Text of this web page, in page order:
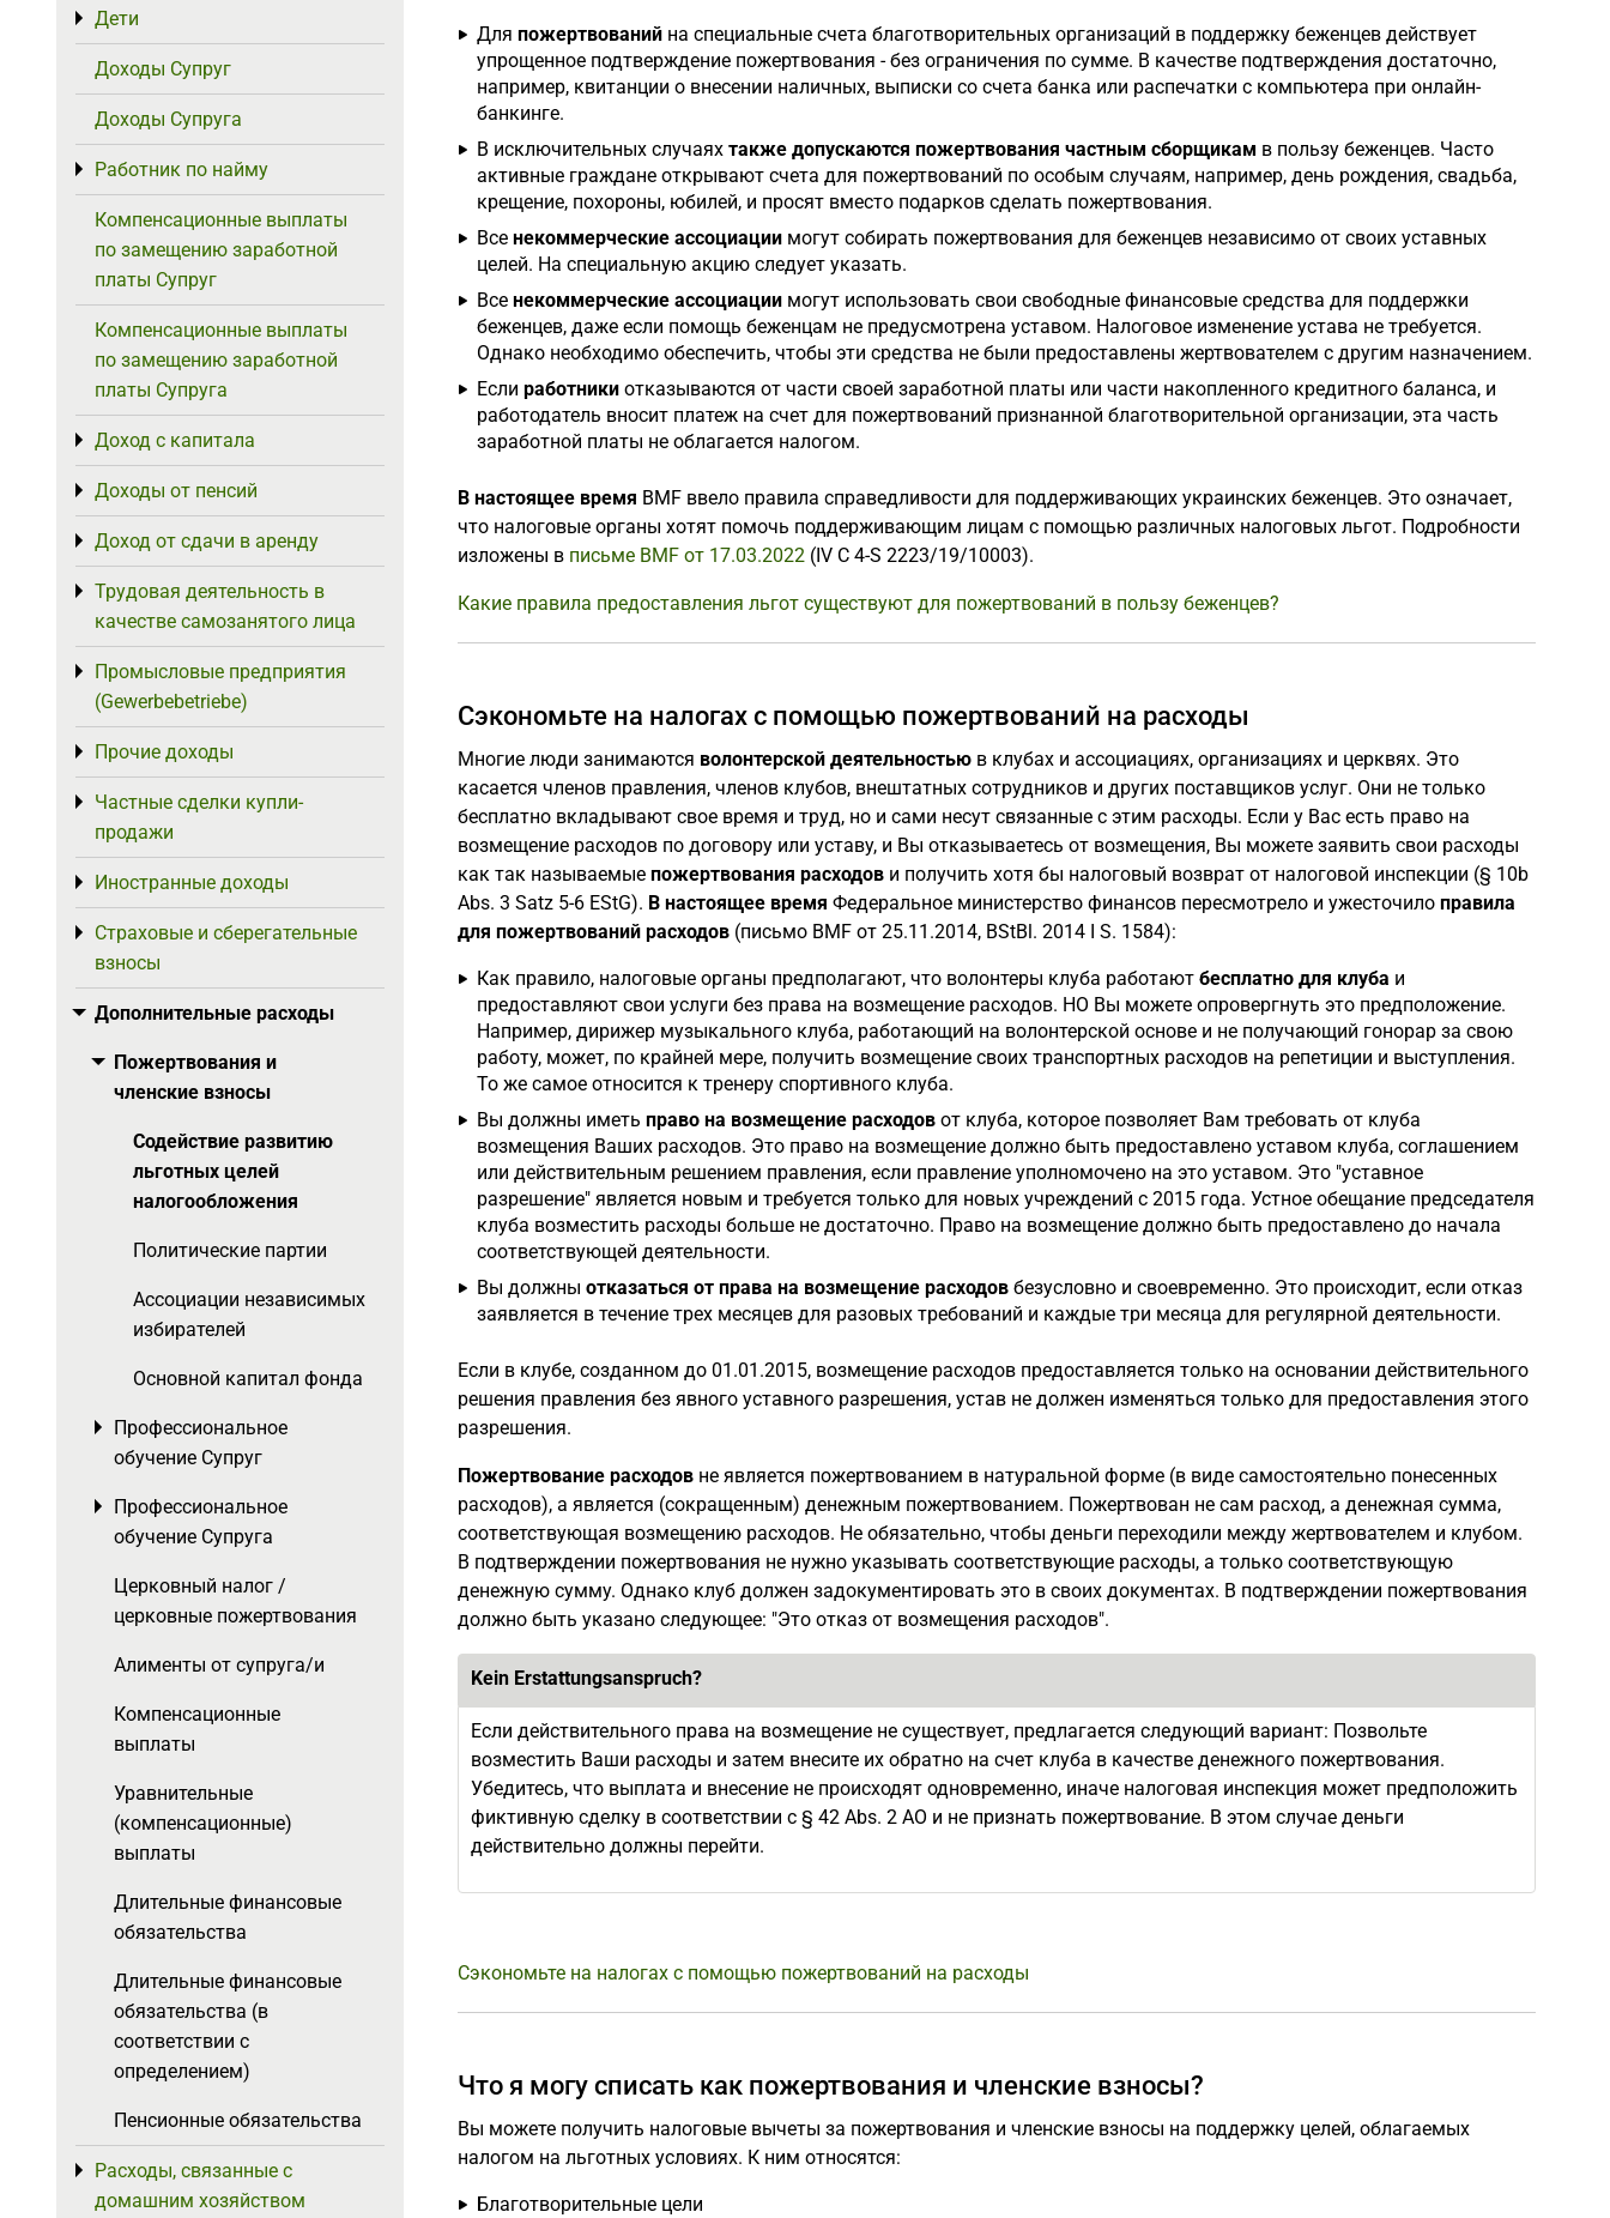
Для пожертвований на специальные счета благотворительных организаций в поддержку беженцев действует
упрощенное подтверждение пожертвования - без ограничения по сумме. В качестве подтверждения достаточно,
например, квитанции о внесении наличных, выписки со счета банка или распечатки с компьютера при онлайн-
банкинге.
В исключительных случаях также допускаются пожертвования частным сборщикам в пользу беженцев. Часто
активные граждане открывают счета для пожертвований по особым случаям, например, день рождения, свадьба,
крещение, похороны, юбилей, и просят вместо подарков сделать пожертвования.
Все некоммерческие ассоциации могут собирать пожертвования для беженцев независимо от своих уставных
целей. На специальную акцию следует указать.
Все некоммерческие ассоциации могут использовать свои свободные финансовые средства для поддержки
беженцев, даже если помощь беженцам не предусмотрена уставом. Налоговое изменение устава не требуется.
Однако необходимо обеспечить, чтобы эти средства не были предоставлены жертвователем с другим назначением.
Если работники отказываются от части своей заработной платы или части накопленного кредитного баланса, и
работодатель вносит платеж на счет для пожертвований признанной благотворительной организации, эта часть
заработной платы не облагается налогом.
В настоящее время BMF ввело правила справедливости для поддерживающих украинских беженцев. Это означает,
что налоговые органы хотят помочь поддерживающим лицам с помощью различных налоговых льгот. Подробности
изложены в письме BMF от 17.03.2022 (IV C 4-S 2223/19/10003).
Какие правила предоставления льгот существуют для пожертвований в пользу беженцев?
Сэкономьте на налогах с помощью пожертвований на расходы
Многие люди занимаются волонтерской деятельностью в клубах и ассоциациях, организациях и церквях. Это
касается членов правления, членов клубов, внештатных сотрудников и других поставщиков услуг. Они не только
бесплатно вкладывают свое время и труд, но и сами несут связанные с этим расходы. Если у Вас есть право на
возмещение расходов по договору или уставу, и Вы отказываетесь от возмещения, Вы можете заявить свои расходы
как так называемые пожертвования расходов и получить хотя бы налоговый возврат от налоговой инспекции (§ 10b
Abs. 3 Satz 5-6 EStG). В настоящее время Федеральное министерство финансов пересмотрело и ужесточило правила
для пожертвований расходов (письмо BMF от 25.11.2014, BStBl. 2014 I S. 1584):
Как правило, налоговые органы предполагают, что волонтеры клуба работают бесплатно для клуба и
предоставляют свои услуги без права на возмещение расходов. НО Вы можете опровергнуть это предположение.
Например, дирижер музыкального клуба, работающий на волонтерской основе и не получающий гонорар за свою
работу, может, по крайней мере, получить возмещение своих транспортных расходов на репетиции и выступления.
То же самое относится к тренеру спортивного клуба.
Вы должны иметь право на возмещение расходов от клуба, которое позволяет Вам требовать от клуба
возмещения Ваших расходов. Это право на возмещение должно быть предоставлено уставом клуба, соглашением
или действительным решением правления, если правление уполномочено на это уставом. Это "уставное
разрешение" является новым и требуется только для новых учреждений с 2015 года. Устное обещание председателя
клуба возместить расходы больше не достаточно. Право на возмещение должно быть предоставлено до начала
соответствующей деятельности.
Вы должны отказаться от права на возмещение расходов безусловно и своевременно. Это происходит, если отказ
заявляется в течение трех месяцев для разовых требований и каждые три месяца для регулярной деятельности.
Если в клубе, созданном до 01.01.2015, возмещение расходов предоставляется только на основании действительного
решения правления без явного уставного разрешения, устав не должен изменяться только для предоставления этого
разрешения.
Пожертвование расходов не является пожертвованием в натуральной форме (в виде самостоятельно понесенных
расходов), а является (сокращенным) денежным пожертвованием. Пожертвован не сам расход, а денежная сумма,
соответствующая возмещению расходов. Не обязательно, чтобы деньги переходили между жертвователем и клубом.
В подтверждении пожертвования не нужно указывать соответствующие расходы, а только соответствующую
денежную сумму. Однако клуб должен задокументировать это в своих документах. В подтверждении пожертвования
должно быть указано следующее: "Это отказ от возмещения расходов".
Kein Erstattungsanspruch?
Если действительного права на возмещение не существует, предлагается следующий вариант: Позвольте
возместить Ваши расходы и затем внесите их обратно на счет клуба в качестве денежного пожертвования.
Убедитесь, что выплата и внесение не происходят одновременно, иначе налоговая инспекция может предположить
фиктивную сделку в соответствии с § 42 Abs. 2 AO и не признать пожертвование. В этом случае деньги
действительно должны перейти.
Сэкономьте на налогах с помощью пожертвований на расходы
Что я могу списать как пожертвования и членские взносы?
Вы можете получить налоговые вычеты за пожертвования и членские взносы на поддержку целей, облагаемых
налогом на льготных условиях. К ним относятся:
Благотворительные цели
Дети
Toggle menu
Доходы Супруг
Доходы Супруга
Работник по найму
Toggle menu
Компенсационные выплаты
по замещению заработной
платы Супруг
Компенсационные выплаты
по замещению заработной
платы Супруга
Доход с капитала
Toggle menu
Доходы от пенсий
Toggle menu
Доход от сдачи в аренду
Toggle menu
Трудовая деятельность в
качестве самозанятого лица
Toggle menu
Промысловые предприятия
(Gewerbebetriebe)
Toggle menu
Прочие доходы
Toggle menu
Частные сделки купли-
продажи
Toggle menu
Иностранные доходы
Toggle menu
Страховые и сберегательные
взносы
Toggle menu
Дополнительные расходы
Toggle menu
Пожертвования и
членские взносы
Toggle menu
Содействие развитию
льготных целей
налогообложения
Политические партии
Ассоциации независимых
избирателей
Основной капитал фонда
Профессиональное
обучение Супруг
Toggle menu
Профессиональное
обучение Супруга
Toggle menu
Церковный налог /
церковные пожертвования
Алименты от супруга/и
Компенсационные
выплаты
Уравнительные
(компенсационные)
выплаты
Длительные финансовые
обязательства
Длительные финансовые
обязательства (в
соответствии с
определением)
Пенсионные обязательства
Расходы, связанные с
домашним хозяйством
Toggle menu